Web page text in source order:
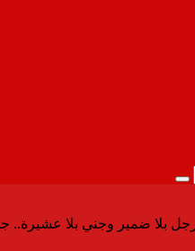
بحث
رجل بلا ضمير وجني بلا عشيرة..